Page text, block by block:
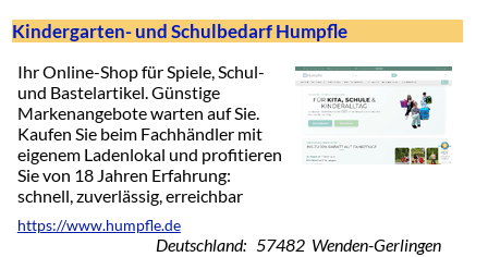
Kindergarten- und Schulbedarf Humpfle
Ihr Online-Shop für Spiele, Schul-
und Bastelartikel. Günstige
Markenangebote warten auf Sie.
Kaufen Sie beim Fachhändler mit
eigenem Ladenlokal und profitieren
Sie von 18 Jahren Erfahrung:
schnell, zuverlässig, erreichbar
https://www.humpfle.de
Deutschland: 57482 Wenden-Gerlingen